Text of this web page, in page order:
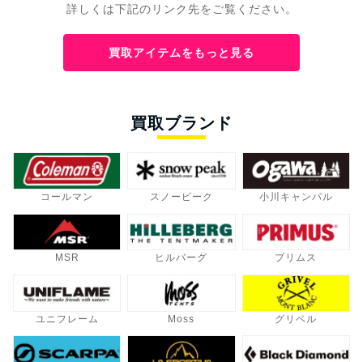
詳しくは下記のリンク先をご覧ください。
買取アイテムをもっと見る
買取ブランド
コールマン スノーピーク 小川キャンパル
MSR ヒルバーグ プリムス
ユニフレーム Moss グリベル